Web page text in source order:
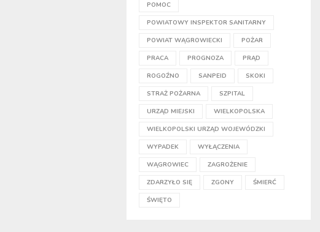
POMOC
POWIATOWY INSPEKTOR SANITARNY
POWIAT WĄGROWIECKI POŻAR
PRACA PROGNOZA PRĄD
ROGOŹNO SANPEID SKOKI
STRAŻ POŻARNA SZPITAL
URZĄD MIEJSKI WIELKOPOLSKA
WIELKOPOLSKI URZĄD WOJEWÓDZKI
WYPADEK WYŁĄCZENIA
WĄGROWIEC ZAGROŻENIE
ZDARZYŁO SIĘ ZGONY ŚMIERĆ
ŚWIĘTO